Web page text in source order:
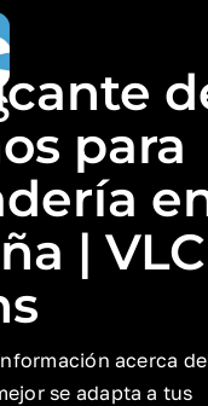
para
| VLC
acerca
se adapta a tus